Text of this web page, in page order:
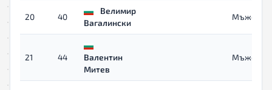
20 40
Велимир
Вагалински
Мъже
21 44
Валентин
Митев
Мъже